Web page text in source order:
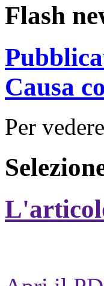
Flash
Causa
Per